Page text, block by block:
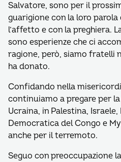
Salvatore, sono per il
guarigione con la loro parola
l’affetto e con la preghiera.
sono esperienze che ci
ragione, però, siamo fratelli
ha donato.
Confidando nella
continuiamo a pregare per
Ucraina, in Palestina,
Democratica del Congo e
anche per il terremoto.
Seguo con preoccupazione